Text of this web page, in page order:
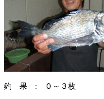
釣 果 : ０～３枚